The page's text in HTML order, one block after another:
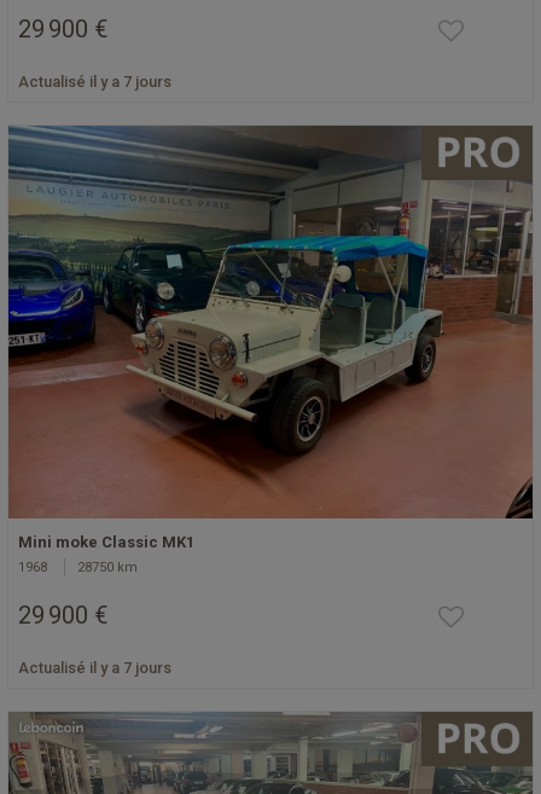
29 900 €
Actualisé il y a 7 jours
Mini moke Classic MK1
1968 28750 km
29 900 €
Actualisé il y a 7 jours